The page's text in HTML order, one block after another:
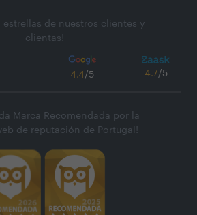
estrellas de nuestros clientes y
clientas!
4.4/5 4.7/5
Marca Recomendada por la
de reputación de Portugal!